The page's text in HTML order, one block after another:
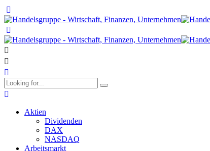
Aktien
Dividenden
DAX
NASDAQ
Arbeitsmarkt